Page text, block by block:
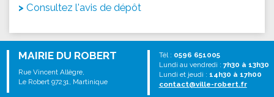
Consultez l'avis de dépôt
MAIRIE DU ROBERT
Rue Vincent Allègre,
Le Robert 97231, Martinique
Tél : 0596 651005
Lundi au vendredi : 7h30 à 13h30
Lundi et jeudi : 14h30 à 17h00
contact@ville-robert.fr